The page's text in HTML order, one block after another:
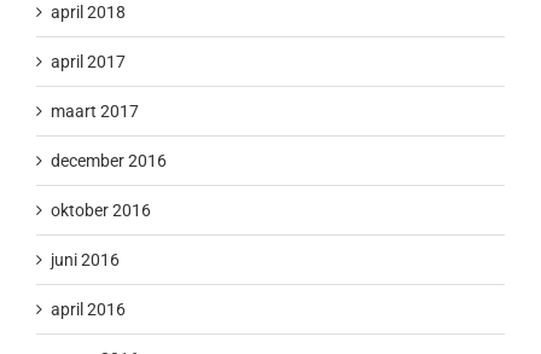
april 2018
april 2017
maart 2017
december 2016
oktober 2016
juni 2016
april 2016